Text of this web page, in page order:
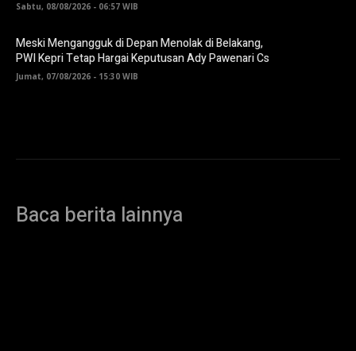
Sabtu, 08/08/2026 - 06:57 WIB
Meski Mengangguk di Depan Menolak di Belakang,
PWI Kepri Tetap Hargai Keputusan Ady Pawenari Cs
Jumat, 07/08/2026 - 15:30 WIB
Baca berita lainnya